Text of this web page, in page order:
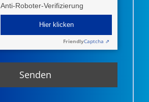
Anti-Roboter-Verifizierung
Hier klicken
FriendlyCaptcha ⇗